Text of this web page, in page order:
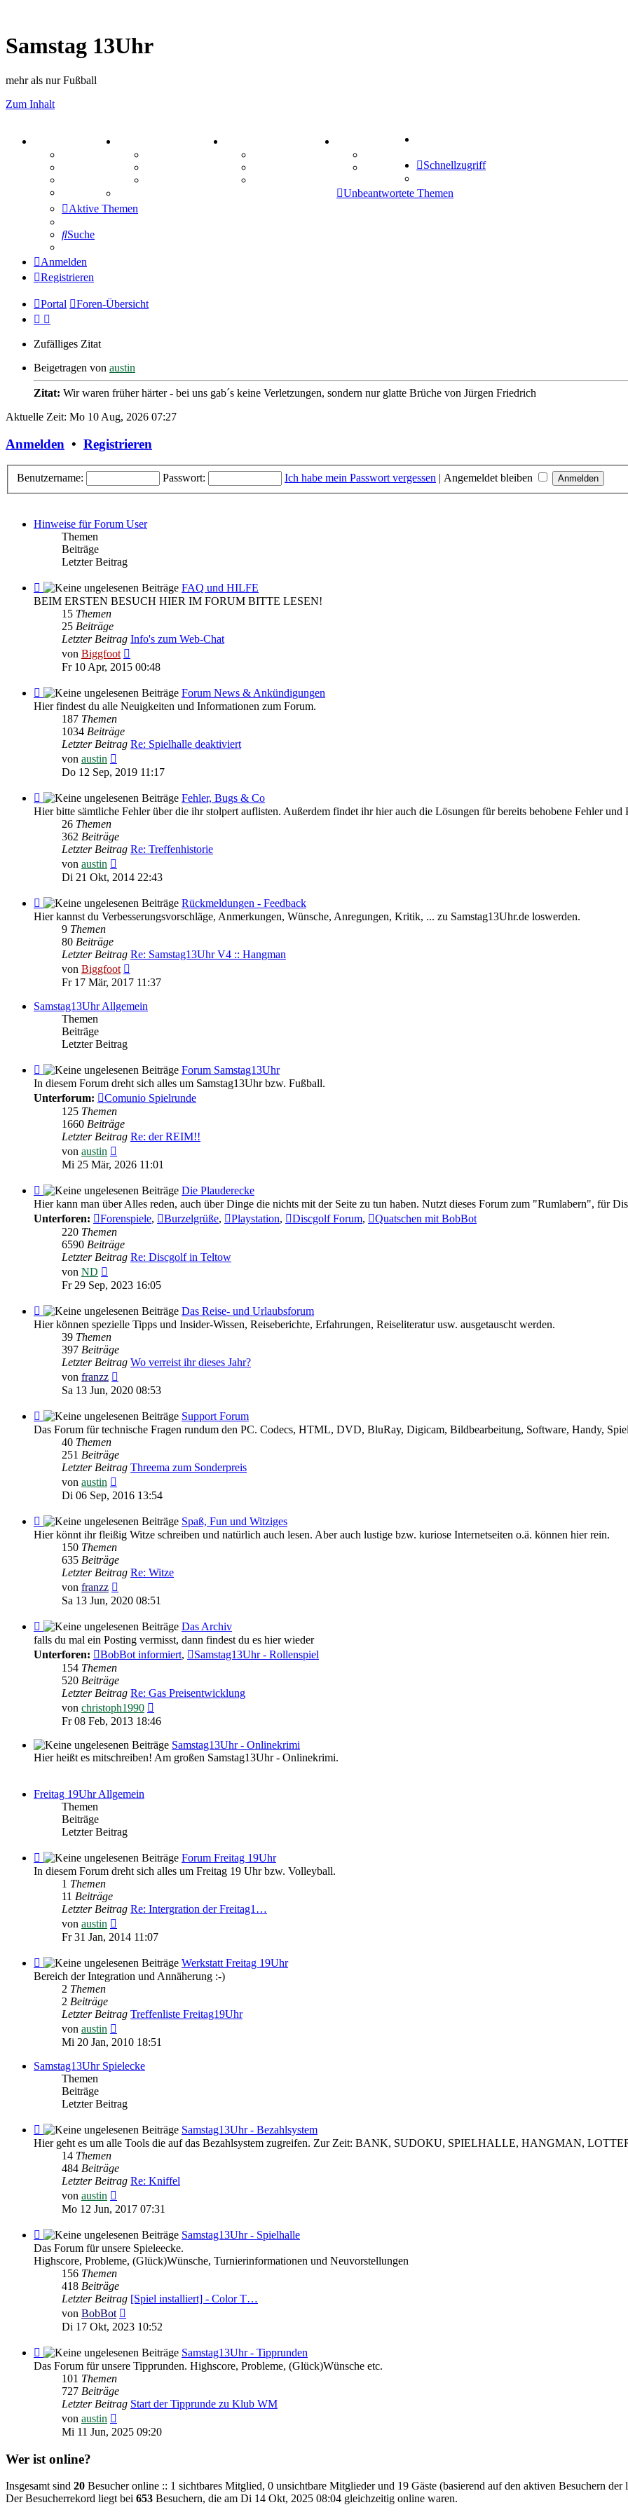
Samstag 13Uhr
mehr als nur Fußball
Zum Inhalt
Mastodon
Comunio
Schnellzugriff
Unbeantwortete Themen
Aktive Themen
Suche
Anmelden
Registrieren
Portal Foren-Übersicht
Zufälliges Zitat
Beigetragen von austin
Zitat: Wir waren früher härter - bei uns gab´s keine Verletzungen, sondern nur glatte Brüche von Jürgen Friedrich
Aktuelle Zeit: Mo 10 Aug, 2026 07:27
Anmelden • Registrieren
Benutzername: Passwort: Ich habe mein Passwort vergessen | Angemeldet bleiben
Hinweise für Forum User
Themen
Beiträge
Letzter Beitrag
Feed
-
HILFE
FAQ und HILFE
BEIM ERSTEN BESUCH HIER IM FORUM BITTE LESEN!
15 Themen
25 Beiträge
Letzter Beitrag Info's zum Web-Chat
von Biggfoot
Beitrag
Fr 10 Apr, 2015 00:48
Feed
-
Forum
News
Ankündigungen
Forum News & Ankündigungen
Hier findest du alle Neuigkeiten und Informationen zum Forum.
187 Themen
1034 Beiträge
Letzter Beitrag Re: Spielhalle deaktiviert
von austin
Beitrag
Do 12 Sep, 2019 11:17
Feed
-
Fehler,
Bugs
Fehler, Bugs & Co
Hier bitte sämtliche Fehler über die ihr stolpert auflisten. Außerdem findet ihr hier auch die Lösungen für bereits behobene Fehler und
26 Themen
362 Beiträge
Letzter Beitrag Re: Treffenhistorie
von austin
Beitrag
Di 21 Okt, 2014 22:43
Feed
-
Rückmeldungen
Feedback
Rückmeldungen - Feedback
Hier kannst du Verbesserungsvorschläge, Anmerkungen, Wünsche, Anregungen, Kritik, ... zu Samstag13Uhr.de loswerden.
9 Themen
80 Beiträge
Letzter Beitrag Re: Samstag13Uhr V4 :: Hangman
von Biggfoot
Beitrag
Fr 17 Mär, 2017 11:37
Samstag13Uhr Allgemein
Themen
Beiträge
Letzter Beitrag
Feed
-
Forum
Samstag13Uhr
Forum Samstag13Uhr
In diesem Forum dreht sich alles um Samstag13Uhr bzw. Fußball.
Unterforum:
Comunio Spielrunde
125 Themen
1660 Beiträge
Letzter Beitrag Re: der REIM!!
von austin
Beitrag
Mi 25 Mär, 2026 11:01
Feed
-
Die
Plauderecke
Die Plauderecke
Hier kann man über Alles reden, auch über Dinge die nichts mit der Seite zu tun haben. Nutzt dieses Forum zum "Rumlabern", für
Unterforen:
Forenspiele, Burzelgrüße, Playstation, Discgolf Forum,
Quatschen mit BobBot
220 Themen
6590 Beiträge
Letzter Beitrag Re: Discgolf in Teltow
von ND
Beitrag
Fr 29 Sep, 2023 16:05
Feed
-
Reise-
Urlaubsforum
Das Reise- und Urlaubsforum
Hier können spezielle Tipps und Insider-Wissen, Reiseberichte, Erfahrungen, Reiseliteratur usw. ausgetauscht werden.
39 Themen
397 Beiträge
Letzter Beitrag Wo verreist ihr dieses Jahr?
von franzz
Beitrag
Sa 13 Jun, 2020 08:53
Feed
-
Support
Forum
Support Forum
Das Forum für technische Fragen rundum den PC. Codecs, HTML, DVD, BluRay, Digicam, Bildbearbeitung, Software, Handy,
40 Themen
251 Beiträge
Letzter Beitrag Threema zum Sonderpreis
von austin
Beitrag
Di 06 Sep, 2016 13:54
Feed
-
Spaß,
Spaß, Fun und Witziges
Hier könnt ihr fleißig Witze schreiben und natürlich auch lesen. Aber auch lustige bzw. kuriose Internetseiten o.ä. können hier rein.
150 Themen
635 Beiträge
Letzter Beitrag Re: Witze
von franzz
Beitrag
Sa 13 Jun, 2020 08:51
Feed
-
Das
Archiv
Das Archiv
falls du mal ein Posting vermisst, dann findest du es hier wieder
Unterforen:
BobBot informiert,
Samstag13Uhr - Rollenspiel
154 Themen
520 Beiträge
Letzter Beitrag Re: Gas Preisentwicklung
von christoph1990
Beitrag
Fr 08 Feb, 2013 18:46
Samstag13Uhr - Onlinekrimi
Hier heißt es mitschreiben! Am großen Samstag13Uhr - Onlinekrimi.
Freitag 19Uhr Allgemein
Themen
Beiträge
Letzter Beitrag
Feed
-
Forum
Freitag
19Uhr
Forum Freitag 19Uhr
In diesem Forum dreht sich alles um Freitag 19 Uhr bzw. Volleyball.
1 Themen
11 Beiträge
Letzter Beitrag Re: Intergration der Freitag1…
von austin
Beitrag
Fr 31 Jan, 2014 11:07
Feed
-
Werkstatt
Freitag
19Uhr
Werkstatt Freitag 19Uhr
Bereich der Integration und Annäherung :-)
2 Themen
2 Beiträge
Letzter Beitrag Treffenliste Freitag19Uhr
von austin
Beitrag
Mi 20 Jan, 2010 18:51
Samstag13Uhr Spielecke
Themen
Beiträge
Letzter Beitrag
Feed
-
Samstag13Uhr
Bezahlsystem
Samstag13Uhr - Bezahlsystem
Hier geht es um alle Tools die auf das Bezahlsystem zugreifen. Zur Zeit: BANK, SUDOKU, SPIELHALLE, HANGMAN,
14 Themen
484 Beiträge
Letzter Beitrag Re: Kniffel
von austin
Beitrag
Mo 12 Jun, 2017 07:31
Feed
-
Samstag13Uhr
Spielhalle
Samstag13Uhr - Spielhalle
Das Forum für unsere Spieleecke.
Highscore, Probleme, (Glück)Wünsche, Turnierinformationen und Neuvorstellungen
156 Themen
418 Beiträge
Letzter Beitrag [Spiel installiert] - Color T…
von BobBot
Beitrag
Di 17 Okt, 2023 10:52
Feed
-
Samstag13Uhr
Tipprunden
Samstag13Uhr - Tipprunden
Das Forum für unsere Tipprunden. Highscore, Probleme, (Glück)Wünsche etc.
101 Themen
727 Beiträge
Letzter Beitrag Start der Tipprunde zu Klub WM
von austin
Beitrag
Mi 11 Jun, 2025 09:20
Wer ist online?
Insgesamt sind 20 Besucher online :: 1 sichtbares Mitglied, 0 unsichtbare Mitglieder und 19 Gäste (basierend auf den aktiven Besuchern der
Der Besucherrekord liegt bei 653 Besuchern, die am Di 14 Okt, 2025 08:04 gleichzeitig online waren.